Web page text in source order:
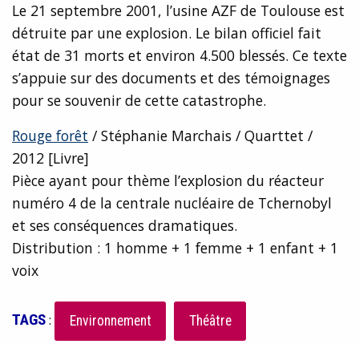
Le 21 septembre 2001, l’usine AZF de Toulouse est
détruite par une explosion. Le bilan officiel fait
état de 31 morts et environ 4.500 blessés. Ce texte
s’appuie sur des documents et des témoignages
pour se souvenir de cette catastrophe.
Rouge forêt / Stéphanie Marchais / Quarttet /
2012 [Livre]
Pièce ayant pour thème l’explosion du réacteur
numéro 4 de la centrale nucléaire de Tchernobyl
et ses conséquences dramatiques.
Distribution : 1 homme + 1 femme + 1 enfant + 1
voix
TAGS: Environnement Théâtre